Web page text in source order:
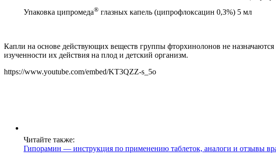
Упаковка ципромеда® глазных капель (ципрофлоксацин 0,3%) 5 мл
Капли на основе действующих веществ группы фторхинолонов не
изученности их действия на плод и детский организм.
https://www.youtube.com/embed/KT3QZZ-s_5o
Читайте также:
Гипорамин — инструкция по применению таблеток, аналоги и отзывы